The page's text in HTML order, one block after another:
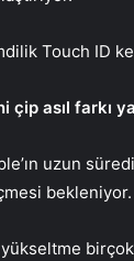
Touch ID
çip asıl farkı
uzun
bekleniyor.